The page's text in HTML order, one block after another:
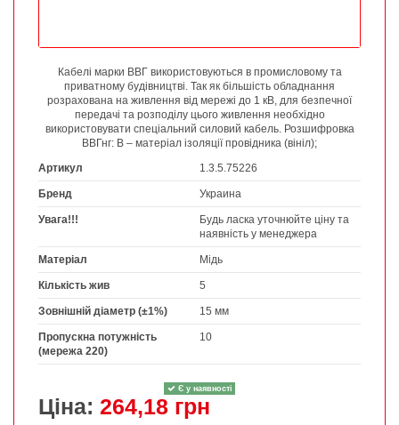
Кабелі марки ВВГ використовуються в промисловому та
приватному будівництві. Так як більшість обладнання
розрахована на живлення від мережі до 1 кВ, для безпечної
передачі та розподілу цього живлення необхідно
використовувати спеціальний силовий кабель. Розшифровка
ВВГнг: В – матеріал ізоляції провідника (вініл);
Артикул
1.3.5.75226
Бренд Украина
Увага!!!
Будь ласка уточнюйте ціну та
наявність у менеджера
Матеріал Мідь
Кількість жив 5
Зовнішній діаметр (±1%) 15 мм
Пропускна потужність
(мережа 220)
10
Є у наявності
Ціна: 264,18 грн